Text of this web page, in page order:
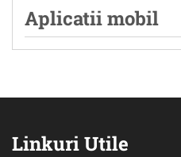
Aplicatii mobil
Linkuri Utile